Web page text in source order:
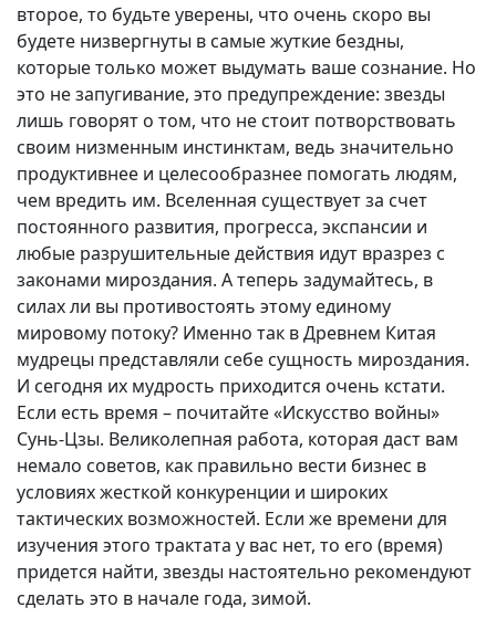
второе, то будьте уверены, что очень скоро вы
будете низвергнуты в самые жуткие бездны,
которые только может выдумать ваше сознание. Но
это не запугивание, это предупреждение: звезды
лишь говорят о том, что не стоит потворствовать
своим низменным инстинктам, ведь значительно
продуктивнее и целесообразнее помогать людям,
чем вредить им. Вселенная существует за счет
постоянного развития, прогресса, экспансии и
любые разрушительные действия идут вразрез с
законами мироздания. А теперь задумайтесь, в
силах ли вы противостоять этому единому
мировому потоку? Именно так в Древнем Китая
мудрецы представляли себе сущность мироздания.
И сегодня их мудрость приходится очень кстати.
Если есть время – почитайте «Искусство войны»
Сунь-Цзы. Великолепная работа, которая даст вам
немало советов, как правильно вести бизнес в
условиях жесткой конкуренции и широких
тактических возможностей. Если же времени для
изучения этого трактата у вас нет, то его (время)
придется найти, звезды настоятельно рекомендуют
сделать это в начале года, зимой.